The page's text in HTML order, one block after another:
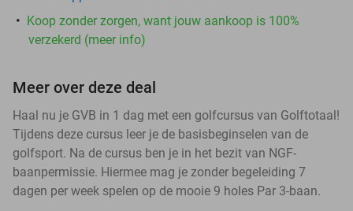
Koop zonder zorgen, want jouw aankoop is 100%
verzekerd (meer info)
Meer over deze deal
Haal nu je GVB in 1 dag met een golfcursus van Golftotaal!
Tijdens deze cursus leer je de basisbeginselen van de
golfsport. Na de cursus ben je in het bezit van NGF-
baanpermissie. Hiermee mag je zonder begeleiding 7
dagen per week spelen op de mooie 9 holes Par 3-baan.